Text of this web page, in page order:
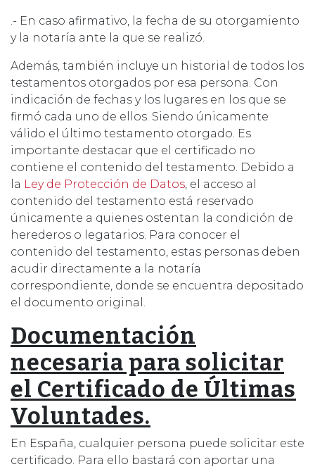
.- En caso afirmativo, la fecha de su otorgamiento
y la notaría ante la que se realizó.
Además, también incluye un historial de todos los
testamentos otorgados por esa persona. Con
indicación de fechas y los lugares en los que se
firmó cada uno de ellos. Siendo únicamente
válido el último testamento otorgado. Es
importante destacar que el certificado no
contiene el contenido del testamento. Debido a
la Ley de Protección de Datos , el acceso al
contenido del testamento está reservado
únicamente a quienes ostentan la condición de
herederos o legatarios. Para conocer el
contenido del testamento, estas personas deben
acudir directamente a la notaría
correspondiente, donde se encuentra depositado
el documento original.
Documentación
necesaria para solicitar
el Certificado de Últimas
Voluntades.
En España, cualquier persona puede solicitar este
certificado. Para ello bastará con aportar una